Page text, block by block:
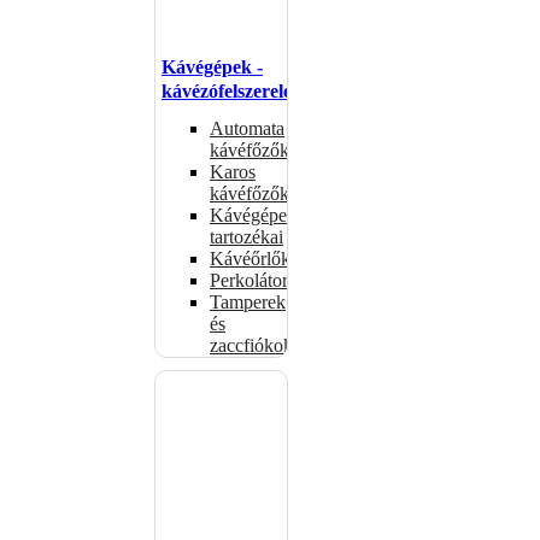
Kávégépek -
kávézófelszerelés
Automata
kávéfőzők
Karos
kávéfőzők
Kávégépek
tartozékai
Kávéőrlők
Perkolátorok
Tamperek
és
zaccfiókok